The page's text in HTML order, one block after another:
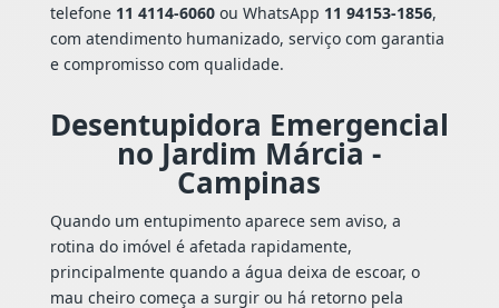
telefone 11 4114-6060ou WhatsApp 11 94153-1856,
com atendimento humanizado, serviço com garantia
e compromisso com qualidade.
Desentupidora Emergencial
no Jardim Márcia -
Campinas
Quando um entupimento aparece sem aviso, a
rotina do imóvel é afetada rapidamente,
principalmente quando a água deixa de escoar, o
mau cheiro começa a surgir ou há retorno pela